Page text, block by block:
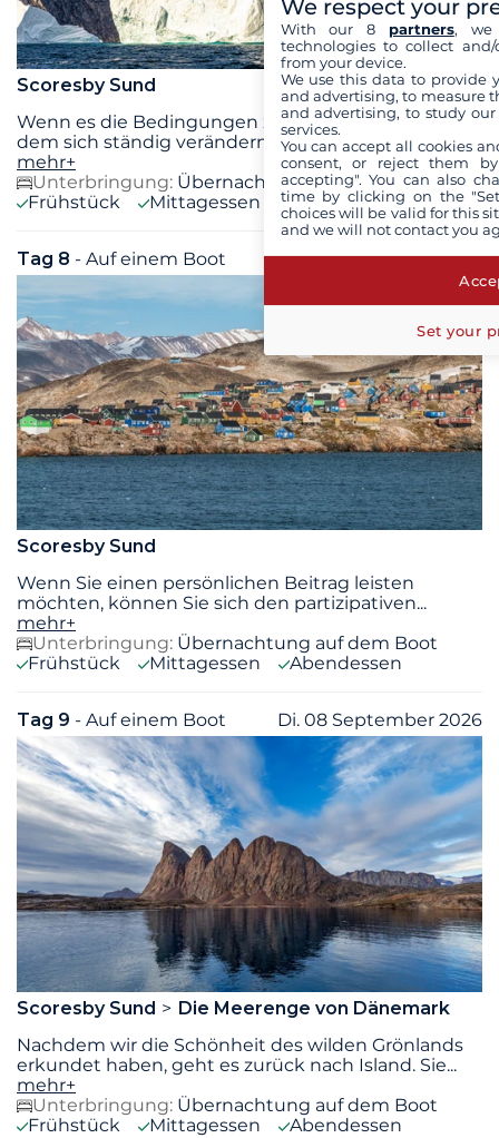
Scoresby Sund
Wenn es die Bedingungen zulassen, segeln wir zu
dem sich ständig verändernden Packeis und ...
mehr+
Unterbringung: Übernachtung auf dem Boot
Frühstück
Mittagessen Abendessen
Tag 8 - Auf einem Boot Mo. 07 September 2026
Scoresby Sund
Wenn Sie einen persönlichen Beitrag leisten
möchten, können Sie sich den partizipativen...
mehr+
Unterbringung: Übernachtung auf dem Boot
Frühstück
Mittagessen Abendessen
Tag 9 - Auf einem Boot Di. 08 September 2026
Scoresby Sund
Die Meerenge von Dänemark
Nachdem wir die Schönheit des wilden Grönlands
erkundet haben, geht es zurück nach Island. Sie...
mehr+
Unterbringung: Übernachtung auf dem Boot
Frühstück
Mittagessen Abendessen
We respect your
With our 8 partners, we
technologies to collect
from your device.
We use this data to provide
and advertising, to measure
and advertising, to study
services.
You can accept all cookies
consent, or reject them
accepting". You can also
time by clicking on the
choices will be valid for this
and we will not contact you
Set your